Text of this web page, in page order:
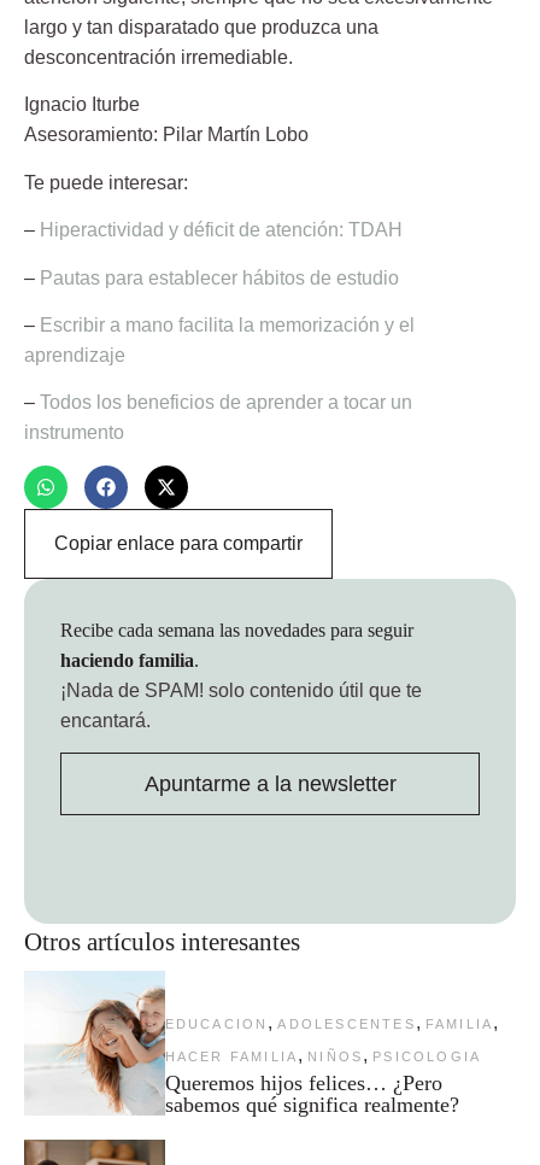
largo y tan disparatado que produzca una
desconcentración irremediable.
Ignacio Iturbe
Asesoramiento: Pilar Martín Lobo
Te puede interesar:
– Hiperactividad y déficit de atención: TDAH
– Pautas para establecer hábitos de estudio
– Escribir a mano facilita la memorización y el
aprendizaje
– Todos los beneficios de aprender a tocar un
instrumento
Copiar enlace para compartir
Otros artículos interesantes
EDUCACION , ADOLESCENTES , FAMILIA ,
HACER FAMILIA , NIÑOS , PSICOLOGIA
Queremos hijos felices… ¿Pero
sabemos qué significa realmente?
Recibe cada semana las novedades para seguir
haciendo familia.
¡Nada de SPAM! solo contenido útil que te
encantará.
Apuntarme a la newsletter